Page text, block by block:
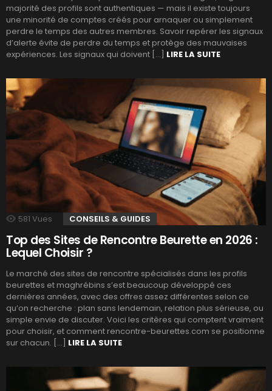
majorité des profils sont authentiques — mais il existe toujours
une minorité de comptes créés pour arnaquer ou simplement
perdre le temps des autres membres. Savoir repérer les signaux
d’alerte évite de perdre du temps et protège des mauvaises
expériences. Les signaux qui doivent […] LIRE LA SUITE
581 Vues CONSEILS & GUIDES
Top des Sites de Rencontre Beurette en 2026 :
Lequel Choisir ?
Le marché des sites de rencontre spécialisés dans les profils
beurettes et maghrébins s’est beaucoup développé ces
dernières années, avec des offres assez différentes selon ce
qu’on recherche : plan sans lendemain, relation plus sérieuse, ou
simple envie de discuter. Voici les critères qui comptent vraiment
pour choisir, et comment rencontre-beurettes.com se positionne
sur chacun. […] LIRE LA SUITE